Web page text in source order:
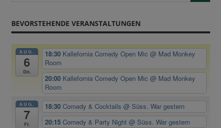
BEVORSTEHENDE VERANSTALTUNGEN
AUG.
6
Do.
18:30 Kallefornia Comedy Open Mic@ Mad Monkey
Room
20:00 Kallefornia Comedy Open Mic@ Mad Monkey
Room
AUG.
7
Fr.
18:30Comedy & Cocktails@ Süss. War gestern
20:15Comedy & Party Night@ Süss. War gestern